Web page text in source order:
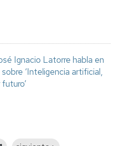
Ignacio Latorre habla en
‘Inteligencia artificial,